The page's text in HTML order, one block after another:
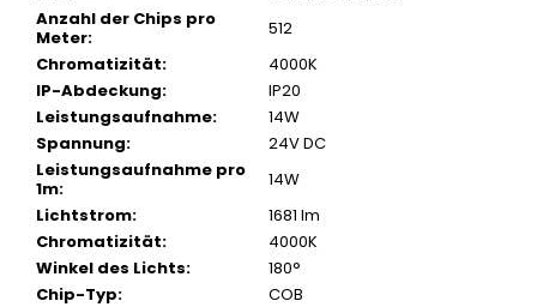
Anzahl der Chips pro
Meter:
512
Chromatizität:
4000K
IP-Abdeckung:
IP20
Leistungsaufnahme:
14W
Spannung:
24V DC
Leistungsaufnahme pro
1m:
14W
Lichtstrom:
1681 lm
Chromatizität:
4000K
Winkel des Lichts:
180°
Chip-Typ:
COB